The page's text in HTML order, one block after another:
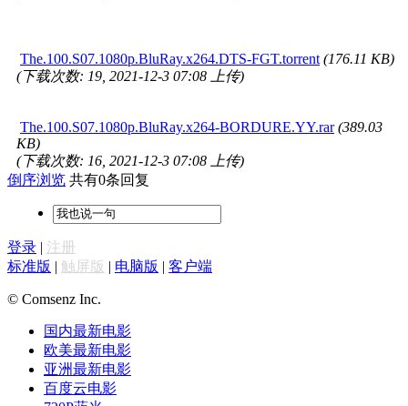
The.100.S07.1080p.BluRay.x264.DTS-FGT.torrent (176.11 KB)
(下载次数: 19, 2021-12-3 07:08 上传)
The.100.S07.1080p.BluRay.x264-BORDURE.YY.rar (389.03
KB)
(下载次数: 16, 2021-12-3 07:08 上传)
倒序浏览 共有0条回复
登录 | 注册
标准版 | 触屏版 | 电脑版 | 客户端
© Comsenz Inc.
国内最新电影
欧美最新电影
亚洲最新电影
百度云电影